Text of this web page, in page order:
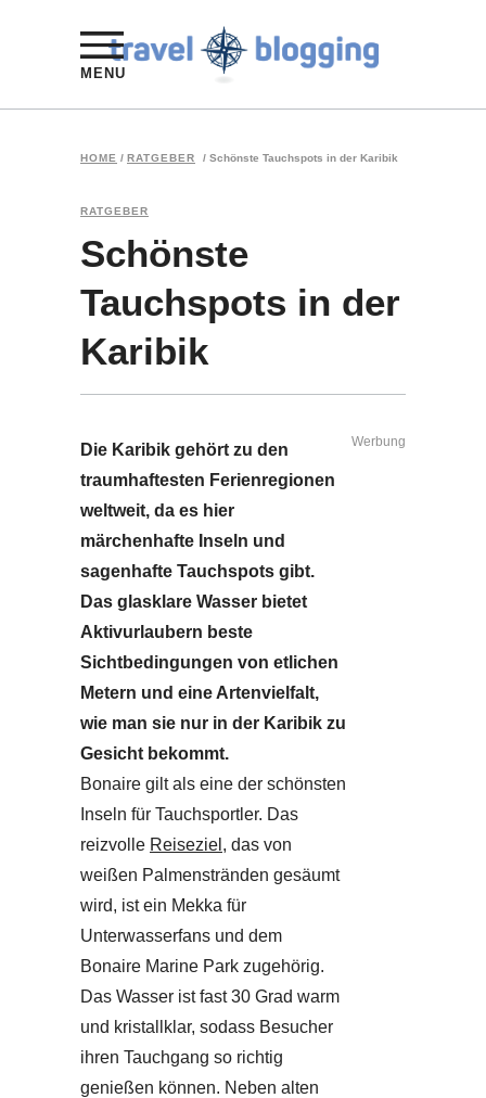
MENU
HOME / RATGEBER / Schönste Tauchspots in der Karibik
RATGEBER
Schönste
Tauchspots in der
Karibik
Die Karibik gehört zu den
traumhaftesten Ferienregionen
weltweit, da es hier
märchenhafte Inseln und
sagenhafte Tauchspots gibt.
Das glasklare Wasser bietet
Aktivurlaubern beste
Sichtbedingungen von etlichen
Metern und eine Artenvielfalt,
wie man sie nur in der Karibik zu
Gesicht bekommt.
Bonaire gilt als eine der schönsten
Inseln für Tauchsportler. Das
reizvolle Reiseziel , das von
weißen Palmenstränden gesäumt
wird, ist ein Mekka für
Unterwasserfans und dem
Bonaire Marine Park zugehörig.
Das Wasser ist fast 30 Grad warm
und kristallklar, sodass Besucher
ihren Tauchgang so richtig
genießen können. Neben alten
Werbung